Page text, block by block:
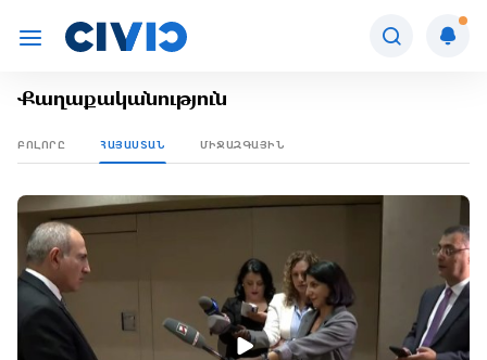
Քաղաքականություն
ԲՈԼՈՐԸ ՀԱՅԱՍՏԱՆ ՄԻՋԱԶԳԱՅԻՆ